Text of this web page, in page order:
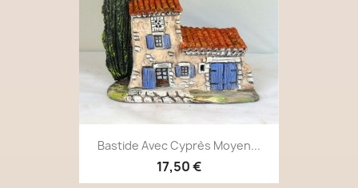
Bastide Avec Cyprès Moyen...
17,50 €